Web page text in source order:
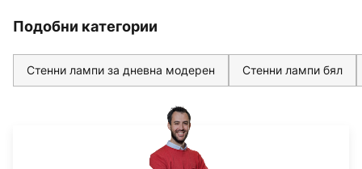
Подобни категории
Стенни лампи за дневна модерен Стенни лампи бял